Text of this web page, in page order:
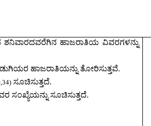
ಶನಿವಾರದವರೆಗಿನ ಹಾಜರಾತಿಯ ವಿವರಗಳನ್ನು
ಹಾಜರಾತಿಯನ್ನು ತೋರಿಸುತ್ತವೆ.
ಸೂಚಿಸುತ್ತದೆ.
ಸಂಖ್ಯೆಯನ್ನು ಸೂಚಿಸುತ್ತದೆ.